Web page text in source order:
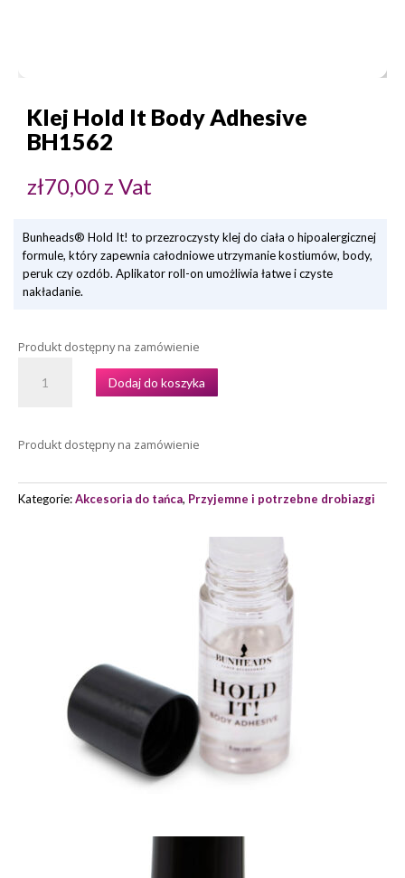
Klej Hold It Body Adhesive
BH1562
zł70,00z Vat
Bunheads® Hold It! to przezroczysty klej do ciała o hipoalergicznej
formule, który zapewnia całodniowe utrzymanie kostiumów, body,
peruk czy ozdób. Aplikator roll-on umożliwia łatwe i czyste
nakładanie.
Produkt dostępny na zamówienie
KLEJ
BODY
BH1562
Dodaj do koszyka
Produkt dostępny na zamówienie
Kategorie:Akcesoria do tańca, Przyjemne i potrzebne drobiazgi